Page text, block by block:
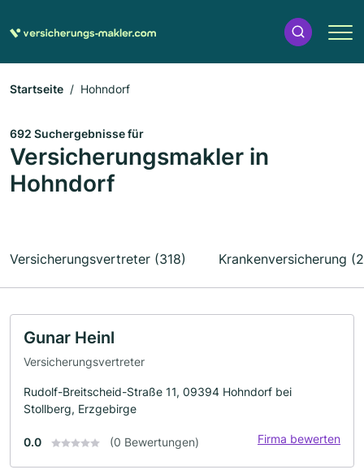
Startseite Hohndorf
692 Suchergebnisse für
Versicherungsmakler in
Hohndorf
Versicherungsvertreter (318) Krankenversicherung
Gunar Heinl
Versicherungsvertreter
Rudolf-Breitscheid-Straße 11, 09394 Hohndorf bei
Stollberg, Erzgebirge
0.0 (0 Bewertungen) Firma bewerten